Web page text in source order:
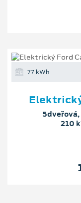
77 kWh
5dveřová,
210